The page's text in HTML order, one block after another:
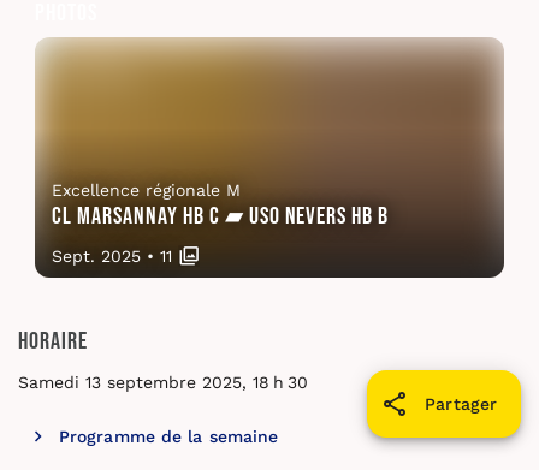
Excellence régionale M
CL Marsannay HB C ▰ USO Nevers HB B
Sept. 2025 • 11
Horaire
Partager
Samedi 13 septembre 2025, 18 h 30
Programme de la semaine